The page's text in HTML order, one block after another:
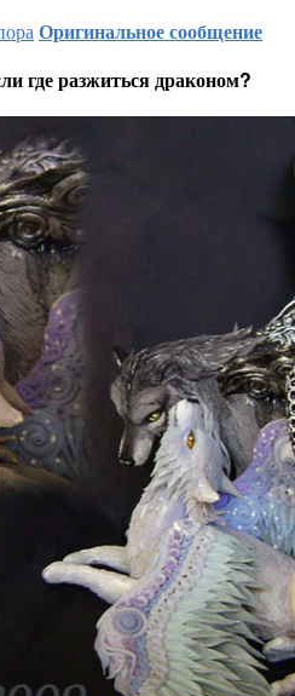
Оригинальное сообщение
где разжиться драконом?